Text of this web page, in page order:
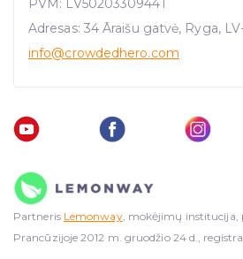
PVM: LV50203309441
Adresas: 34 Āraišu gatvė, Ryga,
info@crowdedhero.com
Partneris Lemonway, mokėjimų institucija,
Prancūzijoje 2012 m. gruodžio 24 d.,